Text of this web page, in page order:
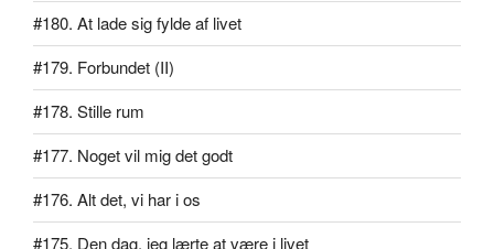
#180. At lade sig fylde af livet
#179. Forbundet (II)
#178. Stille rum
#177. Noget vil mig det godt
#176. Alt det, vi har i os
#175. Den dag, jeg lærte at være i livet